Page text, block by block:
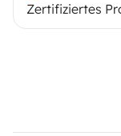
Zertifiziertes